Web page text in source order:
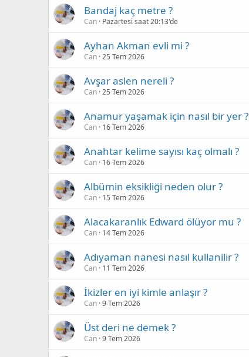
Bandaj kaç metre ?
Can Pazartesi saat 20:13'de
Ayhan Akman evli mi ?
Can 25 Tem 2026
Avşar aslen nereli ?
Can 25 Tem 2026
Anamur yaşamak için nasıl bir yer ?
Can 16 Tem 2026
Anahtar kelime sayısı kaç olmalı ?
Can 16 Tem 2026
Albümin eksikliği neden olur ?
Can 15 Tem 2026
Alacakaranlık Edward ölüyor mu ?
Can 14 Tem 2026
Adıyaman nanesi nasıl kullanilir ?
Can 11 Tem 2026
İkizler en iyi kimle anlaşır ?
Can 9 Tem 2026
Üst deri ne demek ?
Can 9 Tem 2026